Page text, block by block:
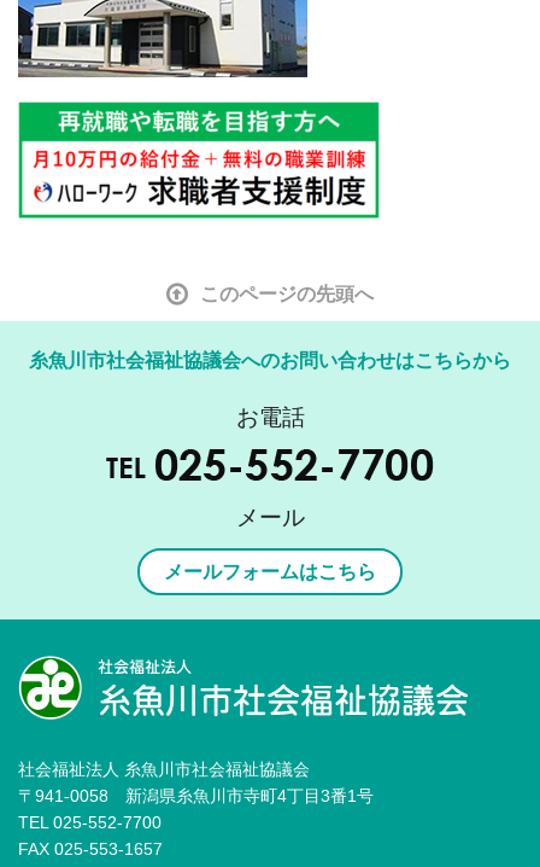
このページの先頭へ
糸魚川市社会福祉協議会へのお問い合わせはこちらから
お電話
メール
メールフォームはこちら
社会福祉法人 糸魚川市社会福祉協議会
〒941-0058 新潟県糸魚川市寺町4丁目3番1号
TEL 025-552-7700
FAX 025-553-1657